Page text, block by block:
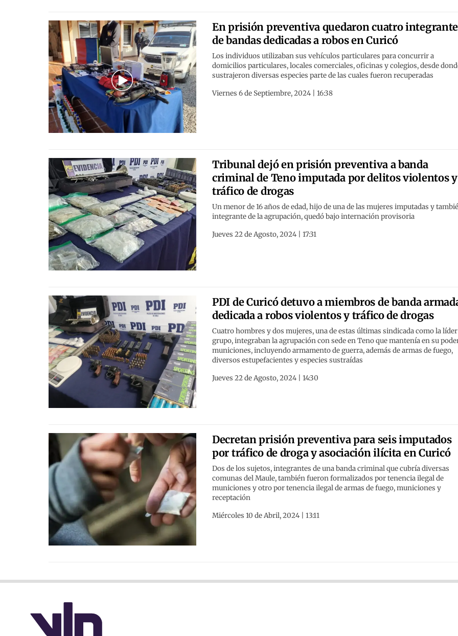
En prisión preventiva quedaron cuatro
de bandas dedicadas a robos en Curicó
Los individuos utilizaban sus vehículos particulares para concurrir a
domicilios particulares, locales comerciales, oficinas y colegios, desde
sustrajeron diversas especies parte de las cuales fueron recuperadas
Viernes 6 de Septiembre, 2024 | 16:38
Tribunal dejó en prisión preventiva a banda
criminal de Teno imputada por delitos violentos y
tráfico de drogas
Un menor de 16 años de edad, hijo de una de las mujeres imputadas y
integrante de la agrupación, quedó bajo internación provisoria
Jueves 22 de Agosto, 2024 | 17:31
PDI de Curicó detuvo a miembros de banda
dedicada a robos violentos y tráfico de drogas
Cuatro hombres y dos mujeres, una de estas últimas sindicada como la
grupo, integraban la agrupación con sede en Teno que mantenía en su
municiones, incluyendo armamento de guerra, además de armas de fuego,
diversos estupefacientes y especies sustraídas
Jueves 22 de Agosto, 2024 | 14:30
Decretan prisión preventiva para seis imputados
por tráfico de droga y asociación ilícita en Curicó
Dos de los sujetos, integrantes de una banda criminal que cubría diversas
comunas del Maule, también fueron formalizados por tenencia ilegal de
municiones y otro por tenencia ilegal de armas de fuego, municiones y
receptación
Miércoles 10 de Abril, 2024 | 13:11